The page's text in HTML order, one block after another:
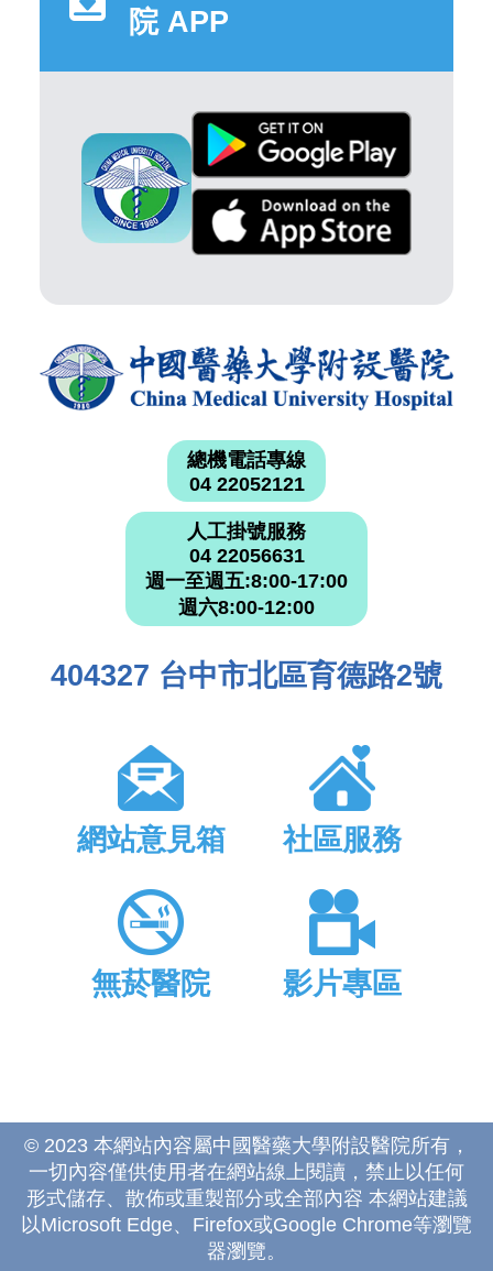
院 APP
總機電話專線
04 22052121
人工掛號服務
04 22056631
週一至週五:8:00-17:00
週六8:00-12:00
404327 台中市北區育德路2號
網站意見箱 社區服務
無菸醫院 影片專區
© 2023 本網站內容屬中國醫藥大學附設醫院所有，
一切內容僅供使用者在網站線上閱讀，禁止以任何
形式儲存、散佈或重製部分或全部內容 本網站建議
以Microsoft Edge、Firefox或Google Chrome等瀏覽
器瀏覽。